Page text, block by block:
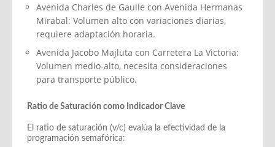
Avenida Charles de Gaulle con Avenida Hermanas
Mirabal: Volumen alto con variaciones diarias,
requiere adaptación horaria.
Avenida Jacobo Majluta con Carretera La Victoria:
Volumen medio-alto, necesita consideraciones
para transporte público.
Ratio de Saturación como Indicador Clave
El ratio de saturación (v/c) evalúa la efectividad de la
programación semafórica: